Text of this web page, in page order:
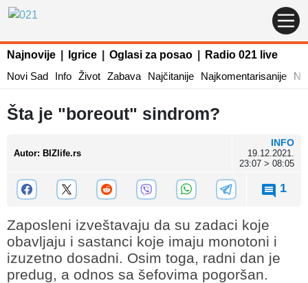
Najnovije Igrice Oglasi za posao
Radio 021 live
Novi Sad
Info Život Zabava Najčitanije Najkomentarisanije
Šta je "boreout" sindrom?
Autor: BIZlife.rs
INFO
19.12.2021.
23:07 > 08:05
1
Zaposleni izveštavaju da su zadaci koje
obavljaju i sastanci koje imaju monotoni i
izuzetno dosadni. Osim toga, radni dan je
predug, a odnos sa šefovima pogoršan.